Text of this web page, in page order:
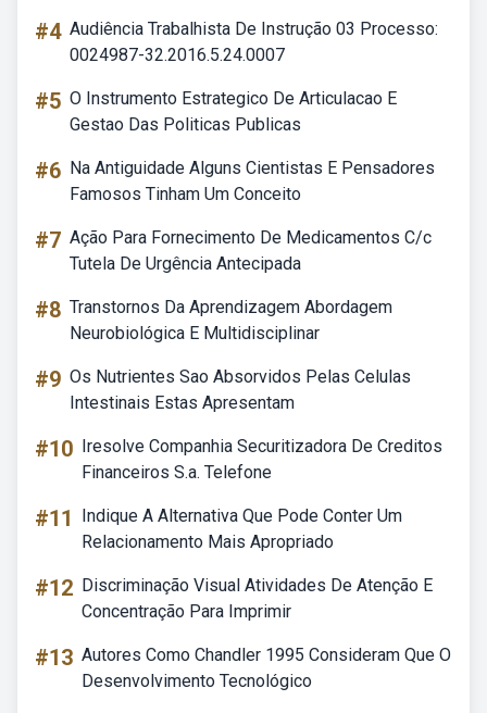
#4 Audiência Trabalhista De Instrução 03 Processo:
0024987-32.2016.5.24.0007
#5 O Instrumento Estrategico De Articulacao E
Gestao Das Politicas Publicas
#6 Na Antiguidade Alguns Cientistas E Pensadores
Famosos Tinham Um Conceito
#7 Ação Para Fornecimento De Medicamentos C/c
Tutela De Urgência Antecipada
#8 Transtornos Da Aprendizagem Abordagem
Neurobiológica E Multidisciplinar
#9 Os Nutrientes Sao Absorvidos Pelas Celulas
Intestinais Estas Apresentam
#10 Iresolve Companhia Securitizadora De Creditos
Financeiros S.a. Telefone
#11
Indique A Alternativa Que Pode Conter Um
Relacionamento Mais Apropriado
#12 Discriminação Visual Atividades De Atenção E
Concentração Para Imprimir
#13 Autores Como Chandler 1995 Consideram Que O
Desenvolvimento Tecnológico